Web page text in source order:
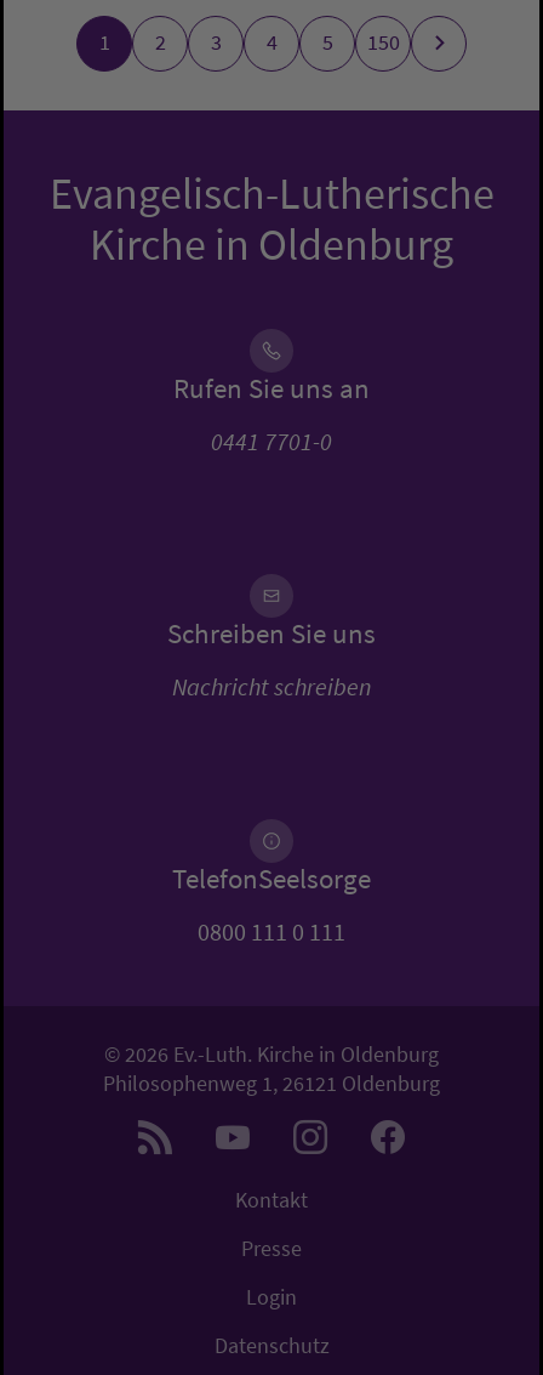
1 2 3 4 5 150
Evangelisch-Lutherische
Kirche in Oldenburg
Rufen Sie uns an
0441 7701-0
Schreiben Sie uns
Nachricht schreiben
TelefonSeelsorge
0800 111 0 111
© 2026 Ev.-Luth. Kirche in Oldenburg
Philosophenweg 1, 26121 Oldenburg
Kontakt
Presse
Login
Datenschutz